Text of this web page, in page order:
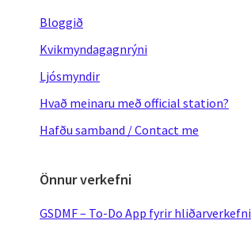
Bloggið
Kvikmyndagagnrýni
Ljósmyndir
Hvað meinaru með official station?
Hafðu samband / Contact me
Önnur verkefni
GSDMF – To-Do App fyrir hliðarverkefni